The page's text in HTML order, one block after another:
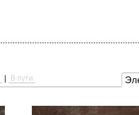
В пути